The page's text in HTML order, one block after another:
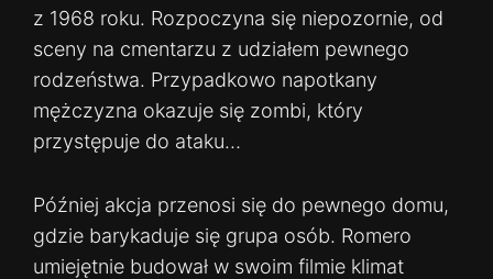
z 1968 roku. Rozpoczyna się niepozornie, od
sceny na cmentarzu z udziałem pewnego
rodzeństwa. Przypadkowo napotkany
mężczyzna okazuje się zombi, który
przystępuje do ataku…
Później akcja przenosi się do pewnego domu,
gdzie barykaduje się grupa osób. Romero
umiejętnie budował w swoim filmie klimat